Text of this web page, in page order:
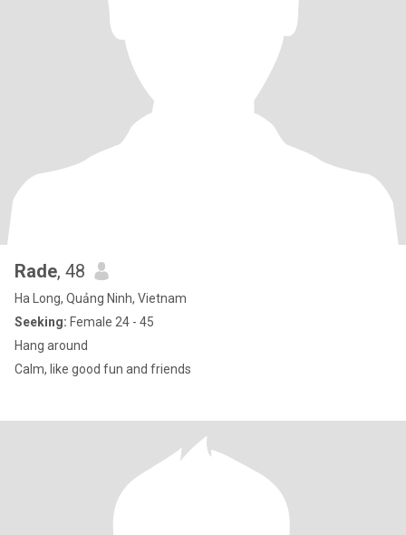
Rade, 48
Ha Long, Quảng Ninh, Vietnam
Seeking: Female 24 - 45
Hang around
Calm, like good fun and friends